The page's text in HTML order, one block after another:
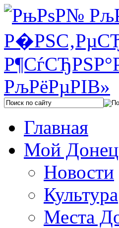
Главная
Мой
Новости
Культура
Места